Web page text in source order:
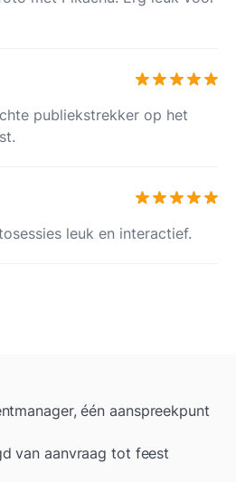
publiekstrekker op het
leuk en interactief.
één aanspreekpunt
van aanvraag tot feest